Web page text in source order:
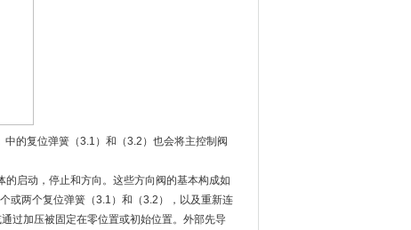
的复位弹簧（3.1）和（3.2）也会将主控制阀
启动，停止和方向。这些方向阀的基本构成如
或两个复位弹簧（3.1）和（3.2），以及重新连
过加压被固定在零位置或初始位置。外部先导